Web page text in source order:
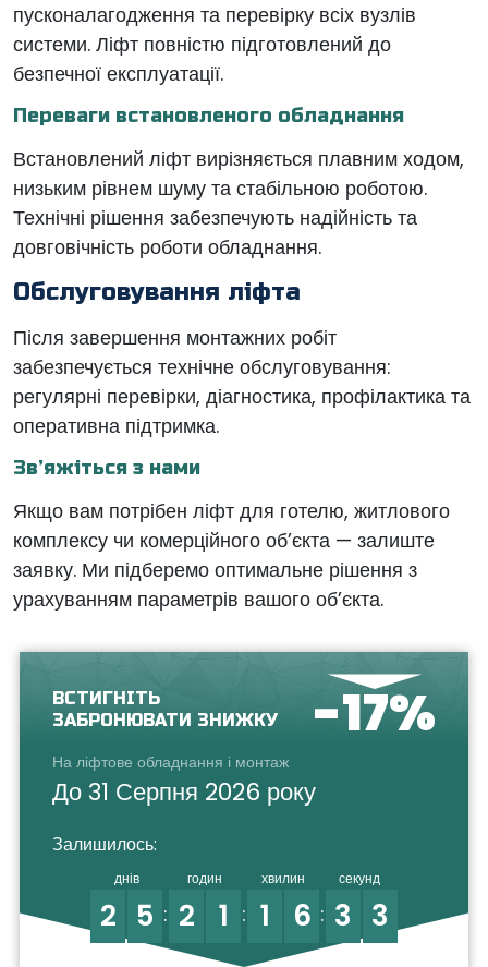
пусконалагодження та перевірку всіх вузлів
системи. Ліфт повністю підготовлений до
безпечної експлуатації.
Переваги встановленого обладнання
Встановлений ліфт вирізняється плавним ходом,
низьким рівнем шуму та стабільною роботою.
Технічні рішення забезпечують надійність та
довговічність роботи обладнання.
Обслуговування ліфта
Після завершення монтажних робіт
забезпечується технічне обслуговування:
регулярні перевірки, діагностика, профілактика та
оперативна підтримка.
Зв’яжіться з нами
Якщо вам потрібен ліфт для готелю, житлового
комплексу чи комерційного об’єкта — залиште
заявку. Ми підберемо оптимальне рішення з
урахуванням параметрів вашого об’єкта.
ВСТИГНІТЬ
ЗАБРОНЮВАТИ ЗНИЖКУ
-17%
На ліфтове обладнання і монтаж
До 31 Серпня 2026 року
Залишилось:
днів
2 5
годин
2 1
хвилин
1 6
секунд
3 3